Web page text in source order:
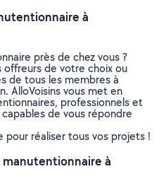
à
près de chez vous ?
de votre choix ou
de tous les membres à
AlloVoisins vous met en
professionnels et
de vous répondre
pour réaliser tous vos projets !
à